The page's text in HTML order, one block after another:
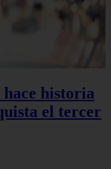
historia
el tercer